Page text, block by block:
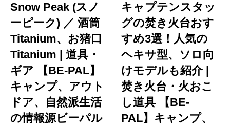
Snow Peak (スノ
ーピーク) ／ 酒筒
Titanium、お猪口
Titanium | 道具・
ギア 【BE-PAL】
キャンプ、アウト
ドア、自然派生活
の情報源ビーパル
キャプテンスタッ
グの焚き火台おす
すめ3選！人気の
ヘキサ型、ソロ向
けモデルも紹介 |
焚き火台・火おこ
し道具 【BE-
PAL】キャンプ、